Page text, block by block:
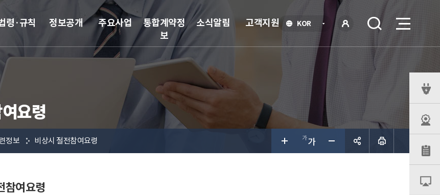
KOR언
열
기
그인
령·규칙 정보공개 주요사업
통합계약정
보
소식알림 고객지원
요령
정보 비상시 절전참여요령
참여요령